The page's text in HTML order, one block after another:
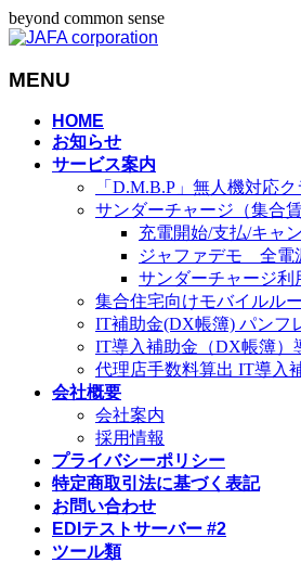
beyond common sense
MENU
HOME
お知らせ
サービス案内
「D.M.B.P」無人機対応
サンダーチャージ（集合
充電開始/支払/キャ
ジャファデモ 全電
サンダーチャージ利
集合住宅向けモバイルル
IT補助金(DX帳簿) パンフ
IT導入補助金（DX帳簿
代理店手数料算出 IT導入
会社概要
会社案内
採用情報
プライバシーポリシー
特定商取引法に基づく表記
お問い合わせ
EDIテストサーバー #2
ツール類